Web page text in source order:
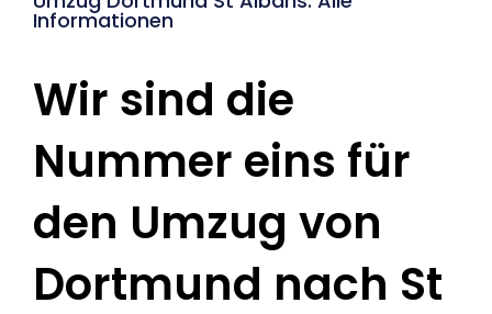
Informationen
Wir sind die
Nummer eins für
den Umzug von
Dortmund nach St